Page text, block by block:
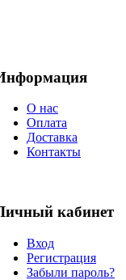
О нас
Оплата
Доставка
Контакты
кабинет
Вход
Регистрация
Забыли пароль?